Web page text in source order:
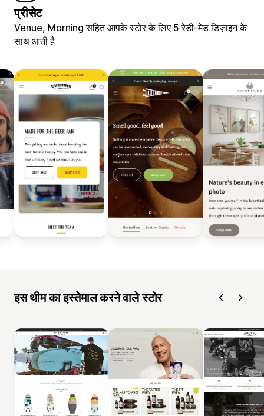
प्रीसेट
Venue, Morning सहित आपके स्टोर के लिए 5 रेडी-मेड डिज़ाइन के
साथ आती है
इस थीम का इस्तेमाल करने वाले स्टोर